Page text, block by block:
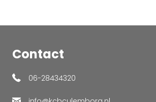
Contact
06-28434320